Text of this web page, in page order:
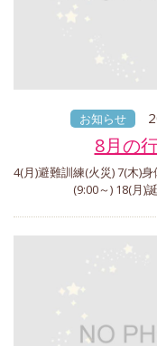
お知らせ
8月の
4(月)避難訓練(火災) 7(木)
(9:00～) 18(月)